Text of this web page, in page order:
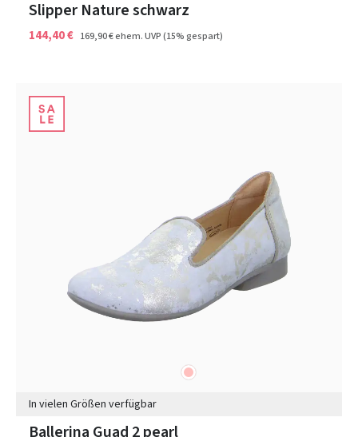
Slipper Nature schwarz
144,40 € 169,90 €ehem. UVP(15% gespart)
rosa
In vielen Größen verfügbar
Ballerina Guad 2 pearl